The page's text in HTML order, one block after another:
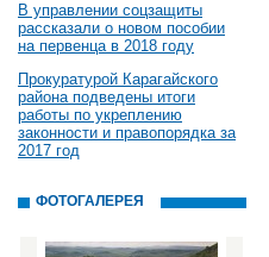
В управлении соцзащиты
рассказали о новом пособии
на первенца в 2018 году
Прокуратурой Карагайского
района подведены итоги
работы по укреплению
законности и правопорядка за
2017 год
ФОТОГАЛЕРЕЯ